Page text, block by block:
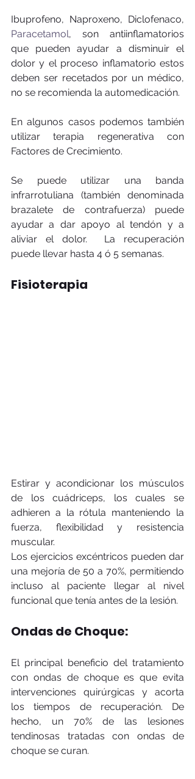
Paracetamol, son antiinflamatorios
que pueden ayudar a disminuir el
dolor y el proceso inflamatorio estos
deben ser recetados por un médico,
no se recomienda la automedicación.
En algunos casos podemos también
utilizar terapia regenerativa con
Factores de Crecimiento.
Se puede utilizar una banda
infrarrotuliana (también denominada
brazalete de contrafuerza) puede
ayudar a dar apoyo al tendón y a
aliviar el dolor.  La recuperación
puede llevar hasta 4 ó 5 semanas.
Fisioterapia
Estirar y acondicionar los músculos
de los cuádriceps, los cuales se
adhieren a la rótula manteniendo la
fuerza, flexibilidad y resistencia
muscular.
Los ejercicios excéntricos pueden dar
una mejoría de 50 a 70%, permitiendo
incluso al paciente llegar al nivel
funcional que tenía antes de la lesión.
Ondas de Choque:
El principal beneficio del tratamiento
con ondas de choque es que evita
intervenciones quirúrgicas y acorta
los tiempos de recuperación. De
hecho, un 70% de las lesiones
tendinosas tratadas con ondas de
choque se curan.